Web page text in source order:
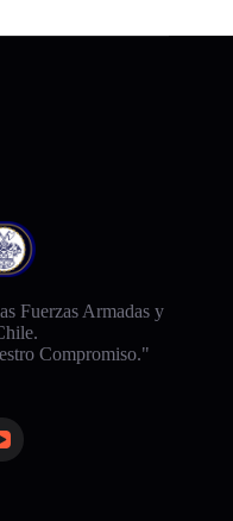
Fuerzas Armadas y
Compromiso."